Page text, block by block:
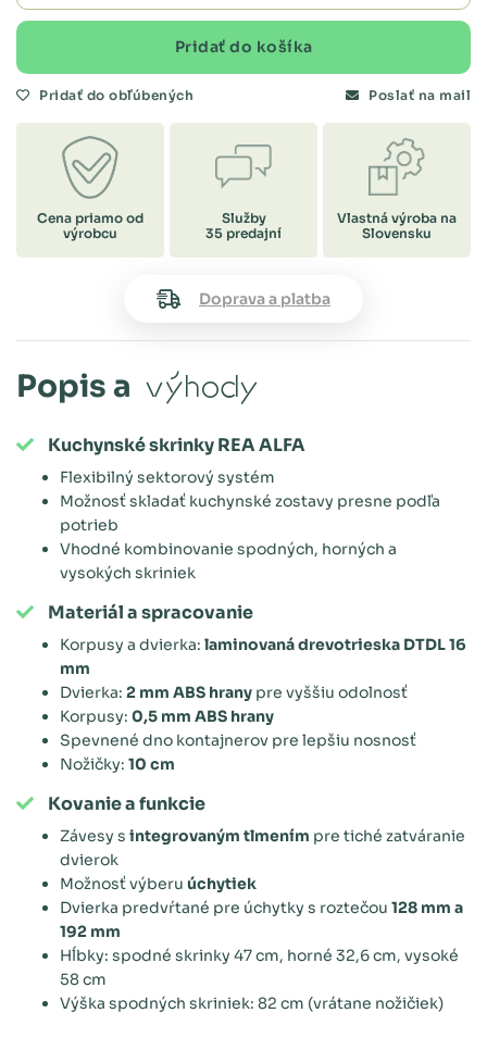
Pridať do košíka
Pridať do obľúbených Poslať na mail
Cena priamo od
výrobcu
Služby
35 predajní
Vlastná výroba na
Slovensku
Doprava a platba
Popis a výhody
Kuchynské skrinky REA ALFA
Flexibilný sektorový systém
Možnosť skladať kuchynské zostavy presne podľa
potrieb
Vhodné kombinovanie spodných, horných a
vysokých skriniek
Materiál a spracovanie
Korpusy a dvierka: laminovaná drevotrieska DTDL 16
mm
Dvierka: 2 mm ABS hrany pre vyššiu odolnosť
Korpusy: 0,5 mm ABS hrany
Spevnené dno kontajnerov pre lepšiu nosnosť
Nožičky: 10 cm
Kovanie a funkcie
Závesy s integrovaným tlmením pre tiché zatváranie
dvierok
Možnosť výberu úchytiek
Dvierka predvŕtané pre úchytky s roztečou 128 mm a
192 mm
Hĺbky: spodné skrinky 47 cm, horné 32,6 cm, vysoké
58 cm
Výška spodných skriniek: 82 cm (vrátane nožičiek)